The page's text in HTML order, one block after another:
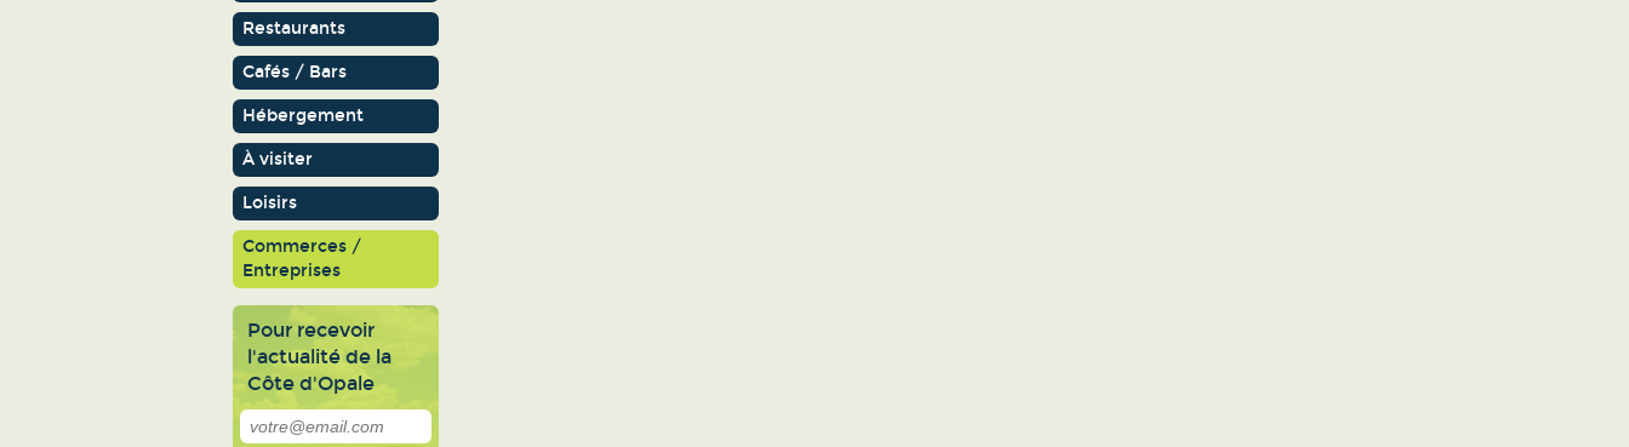
Restaurants
Cafés / Bars
Hébergement
À visiter
Loisirs
Commerces /
Entreprises
Pour recevoir
l'actualité de la
Côte d'Opale